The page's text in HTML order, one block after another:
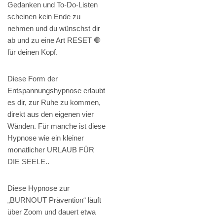
Gedanken und To-Do-Listen
scheinen kein Ende zu
nehmen und du wünschst dir
ab und zu eine Art RESET 🛑
für deinen Kopf.
Diese Form der
Entspannungshypnose erlaubt
es dir, zur Ruhe zu kommen,
direkt aus den eigenen vier
Wänden. Für manche ist diese
Hypnose wie ein kleiner
monatlicher URLAUB FÜR
DIE SEELE..
Diese Hypnose zur
„BURNOUT Prävention“ läuft
über Zoom und dauert etwa